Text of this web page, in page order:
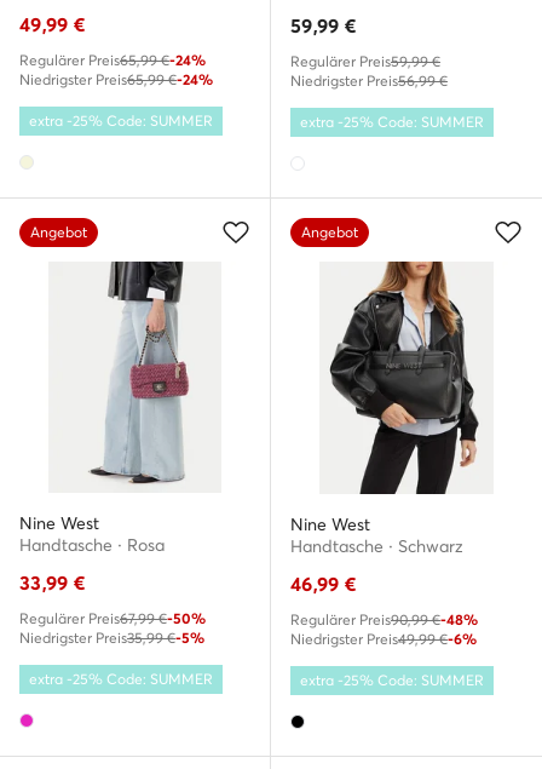
49,99 €
Regulärer Preis65,99 €-24%
Niedrigster Preis65,99 €-24%
extra -25% Code: SUMMER
59,99 €
Regulärer Preis59,99 €
Niedrigster Preis56,99 €
extra -25% Code: SUMMER
Angebot
Nine West
Handtasche · Rosa
33,99 €
Regulärer Preis67,99 €-50%
Niedrigster Preis35,99 €-5%
extra -25% Code: SUMMER
Angebot
Nine West
Handtasche · Schwarz
46,99 €
Regulärer Preis90,99 €-48%
Niedrigster Preis49,99 €-6%
extra -25% Code: SUMMER